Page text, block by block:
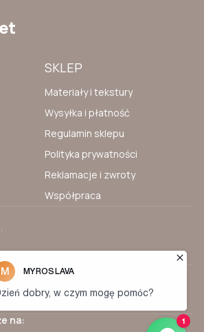
na:
SKLEP
Materiały i tekstury
Wysyłka i płatność
Regulamin sklepu
Polityka prywatności
Reklamacje i zwroty
Współpraca